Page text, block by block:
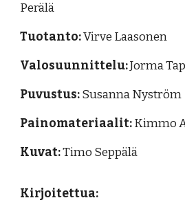
Perälä
Tuotanto:Virve Laasonen
Valosuunnittelu:Jorma
Puvustus:Susanna Nyström
Painomateriaalit:Kimmo
Kuvat:Timo Seppälä
Kirjoitettua: